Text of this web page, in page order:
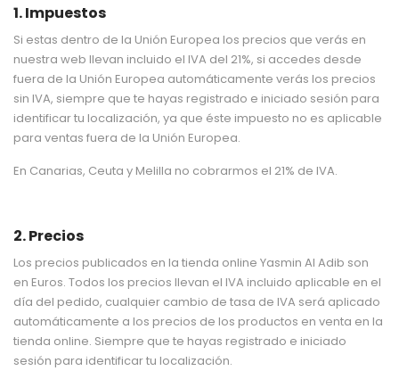
1. Impuestos
Si estas dentro de la Unión Europea los precios que verás en
nuestra web llevan incluido el IVA del 21%, si accedes desde
fuera de la Unión Europea automáticamente verás los precios
sin IVA, siempre que te hayas registrado e iniciado sesión para
identificar tu localización, ya que éste impuesto no es aplicable
para ventas fuera de la Unión Europea.
En Canarias, Ceuta y Melilla no cobrarmos el 21% de IVA.
2. Precios
Los precios publicados en la tienda online Yasmin Al Adib son
en Euros. Todos los precios llevan el IVA incluido aplicable en el
día del pedido, cualquier cambio de tasa de IVA será aplicado
automáticamente a los precios de los productos en venta en la
tienda online. Siempre que te hayas registrado e iniciado
sesión para identificar tu localización.